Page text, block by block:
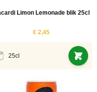
Limon Lemonade blik 25cl
€ 2,45
25cl